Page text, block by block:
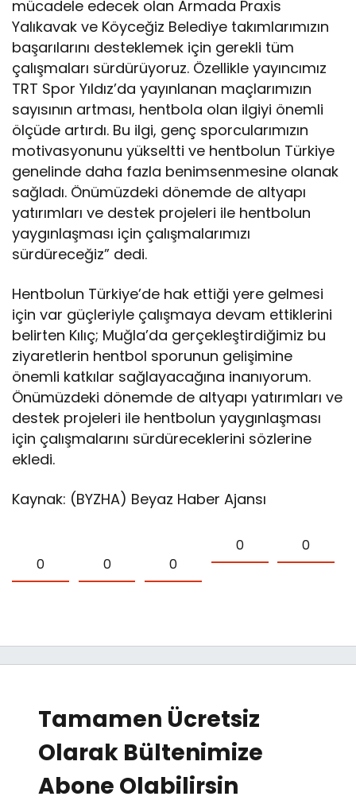
mücadele edecek olan Armada Praxis
Yalıkavak ve Köyceğiz Belediye takımlarımızın
başarılarını desteklemek için gerekli tüm
çalışmaları sürdürüyoruz. Özellikle yayıncımız
TRT Spor Yıldız’da yayınlanan maçlarımızın
sayısının artması, hentbola olan ilgiyi önemli
ölçüde artırdı. Bu ilgi, genç sporcularımızın
motivasyonunu yükseltti ve hentbolun Türkiye
genelinde daha fazla benimsenmesine olanak
sağladı. Önümüzdeki dönemde de altyapı
yatırımları ve destek projeleri ile hentbolun
yaygınlaşması için çalışmalarımızı
sürdüreceğiz” dedi.
Hentbolun Türkiye’de hak ettiği yere gelmesi
için var güçleriyle çalışmaya devam ettiklerini
belirten Kılıç; Muğla’da gerçekleştirdiğimiz bu
ziyaretlerin hentbol sporunun gelişimine
önemli katkılar sağlayacağına inanıyorum.
Önümüzdeki dönemde de altyapı yatırımları ve
destek projeleri ile hentbolun yaygınlaşması
için çalışmalarını sürdüreceklerini sözlerine
ekledi.
Kaynak: (BYZHA) Beyaz Haber Ajansı
0 0 0
0 0
Tamamen Ücretsiz
Olarak Bültenimize
Abone Olabilirsin